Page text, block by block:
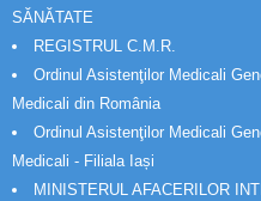
SĂNĂTATE
REGISTRUL C.M.R.
Ordinul Asistenţilor Medicali
Medicali din România
Ordinul Asistenţilor Medicali
Medicali - Filiala Iași
MINISTERUL AFACERILOR